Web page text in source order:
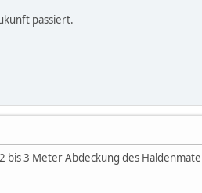
passiert.
bis 3 Meter Abdeckung des